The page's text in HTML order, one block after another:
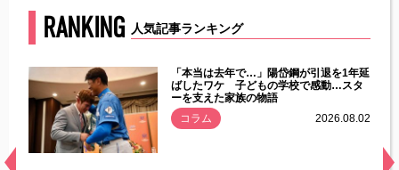
RANKING 人気記事ランキング
「本当は去年で…」陽岱鋼が引退を1年延
ばしたワケ 子どもの学校で感動…スタ
ーを支えた家族の物語
コラム
2026.08.02